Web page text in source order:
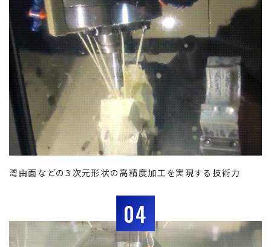
湾曲面などの３次元形状の高精度加工を実現する技術力
04